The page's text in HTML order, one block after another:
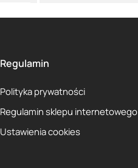
Regulamin
Polityka prywatności
Regulamin sklepu internetowego
Ustawienia cookies